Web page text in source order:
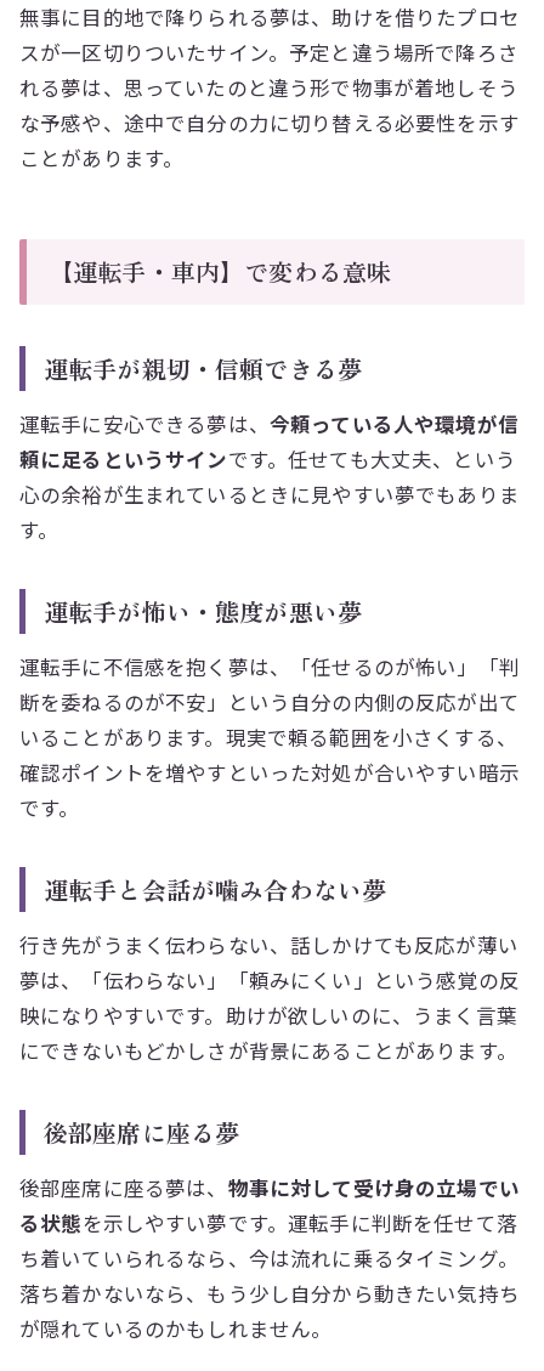
無事に目的地で降りられる夢は、助けを借りたプロセ
スが一区切りついたサイン。予定と違う場所で降ろさ
れる夢は、思っていたのと違う形で物事が着地しそう
な予感や、途中で自分の力に切り替える必要性を示す
ことがあります。
【運転手・車内】で変わる意味
運転手が親切・信頼できる夢
運転手に安心できる夢は、 今頼っている人や環境が信
頼に足るというサインです。任せても大丈夫、という
心の余裕が生まれているときに見やすい夢でもありま
す。
運転手が怖い・態度が悪い夢
運転手に不信感を抱く夢は、「任せるのが怖い」「判
断を委ねるのが不安」という自分の内側の反応が出て
いることがあります。現実で頼る範囲を小さくする、
確認ポイントを増やすといった対処が合いやすい暗示
です。
運転手と会話が噛み合わない夢
行き先がうまく伝わらない、話しかけても反応が薄い
夢は、「伝わらない」「頼みにくい」という感覚の反
映になりやすいです。助けが欲しいのに、うまく言葉
にできないもどかしさが背景にあることがあります。
後部座席に座る夢
後部座席に座る夢は、 物事に対して受け身の立場でい
る状態を示しやすい夢です。運転手に判断を任せて落
ち着いていられるなら、今は流れに乗るタイミング。
落ち着かないなら、もう少し自分から動きたい気持ち
が隠れているのかもしれません。